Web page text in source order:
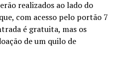
realizados ao lado do
com acesso pelo portão 7
é gratuita, mas os
de um quilo de